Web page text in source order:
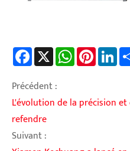
Facebook WhatsApp
Précédent :
L'évolution de la précision
refendre
Suivant :